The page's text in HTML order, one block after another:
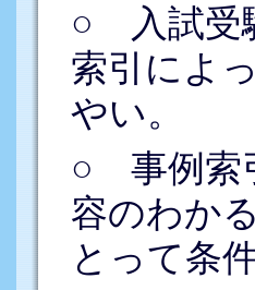
○ 入試受
索引によ
やい。
○ 事例索
容のわか
とって条